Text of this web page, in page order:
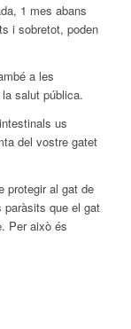
1 mes abans
i sobretot, poden
a les
salut pública.
us
del vostre gatet
protegir al gat de
paràsits que el gat
Per això és